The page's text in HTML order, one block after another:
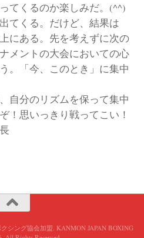
てくるのか楽しみだ。(^^)
てくる。だけど、結果は
にある。先を考えずに次の
メントの大会においての心
。「今、このとき」に集中
自分のリズムを保って集中
！思いっきり戦ってこい！
シング協会加盟. KANMON JAPAN BOXING